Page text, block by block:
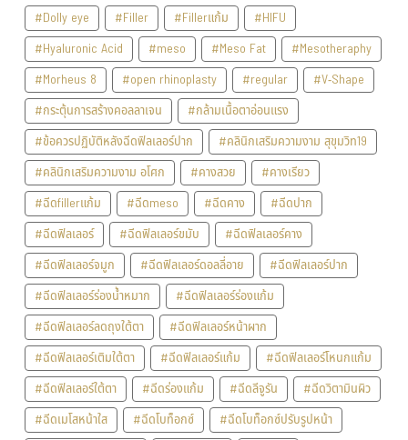
#Dolly eye
#Filler #Fillerแก้ม
#HIFU
#Hyaluronic Acid
#meso #Meso Fat
#Mesotheraphy
#Morheus 8
#open rhinoplasty #regular
#V-Shape
#กระตุ้นการสร้างคอลลาเจน
#กล้ามเนื้อตาอ่อนแรง
#ข้อควรปฏิบัติหลังฉีดฟิลเลอร์ปาก
#คลินิกเสริมความงาม สุขุมวิท19
#คลินิกเสริมความงาม อโศก
#คางสวย
#คางเรียว
#ฉีดfillerแก้ม
#ฉีดmeso #ฉีดคาง
#ฉีดปาก
#ฉีดฟิลเลอร์
#ฉีดฟิลเลอร์ขมับ
#ฉีดฟิลเลอร์คาง
#ฉีดฟิลเลอร์จมูก
#ฉีดฟิลเลอร์ดอลลี่อาย
#ฉีดฟิลเลอร์ปาก
#ฉีดฟิลเลอร์ร่องน้ำหมาก
#ฉีดฟิลเลอร์ร่องแก้ม
#ฉีดฟิลเลอร์ลดถุงใต้ตา
#ฉีดฟิลเลอร์หน้าผาก
#ฉีดฟิลเลอร์เติมใต้ตา
#ฉีดฟิลเลอร์แก้ม
#ฉีดฟิลเลอร์โหนกแก้ม
#ฉีดฟิลเลอร์ใต้ตา
#ฉีดร่องแก้ม #ฉีดลีจูรัน
#ฉีดวิตามินผิว
#ฉีดเมโสหน้าใส
#ฉีดโบท็อกซ์
#ฉีดโบท็อกซ์ปรับรูปหน้า